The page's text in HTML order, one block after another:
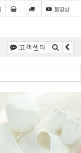
동영상
고객센터